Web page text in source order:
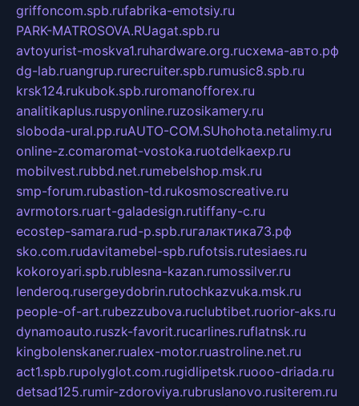
griffoncom.spb.rufabrika-emotsiy.ru
PARK-MATROSOVA.RUagat.spb.ru
avtoyurist-moskva1.ruhardware.org.ruсхема-авто.рф
dg-lab.ruangrup.rurecruiter.spb.rumusic8.spb.ru
krsk124.rukubok.spb.ruromanofforex.ru
analitikaplus.ruspyonline.ruzosikamery.ru
sloboda-ural.pp.ruAUTO-COM.SUhohota.netalimy.ru
online-z.comaromat-vostoka.ruotdelkaexp.ru
mobilvest.rubbd.net.rumebelshop.msk.ru
smp-forum.rubastion-td.rukosmoscreative.ru
avrmotors.ruart-galadesign.rutiffany-c.ru
ecostep-samara.rud-p.spb.ruгалактика73.рф
sko.com.rudavitamebel-spb.rufotsis.rutesiaes.ru
kokoroyari.spb.rublesna-kazan.rumossilver.ru
lenderoq.rusergeydobrin.rutochkazvuka.msk.ru
people-of-art.rubezzubova.ruclubtibet.ruorior-aks.ru
dynamoauto.ruszk-favorit.rucarlines.ruflatnsk.ru
kingbolenskaner.rualex-motor.ruastroline.net.ru
act1.spb.rupolyglot.com.rugidlipetsk.ruooo-driada.ru
detsad125.rumir-zdoroviya.rubruslanovo.rusiterem.ru